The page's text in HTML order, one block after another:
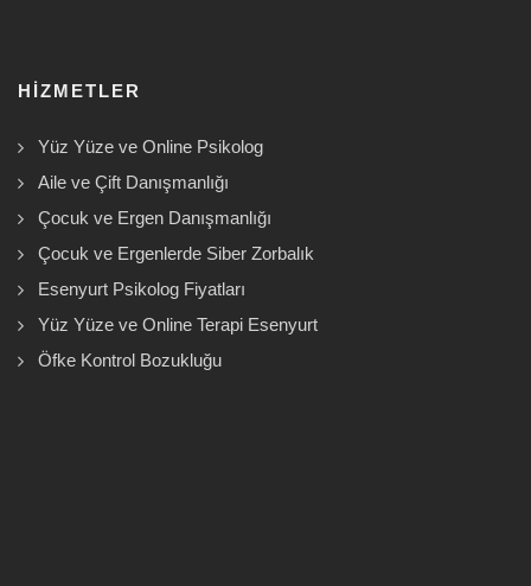
HIZMETLER
Yüz Yüze ve Online Psikolog
Aile ve Çift Danışmanlığı
Çocuk ve Ergen Danışmanlığı
Çocuk ve Ergenlerde Siber Zorbalık
Esenyurt Psikolog Fiyatları
Yüz Yüze ve Online Terapi Esenyurt
Öfke Kontrol Bozukluğu